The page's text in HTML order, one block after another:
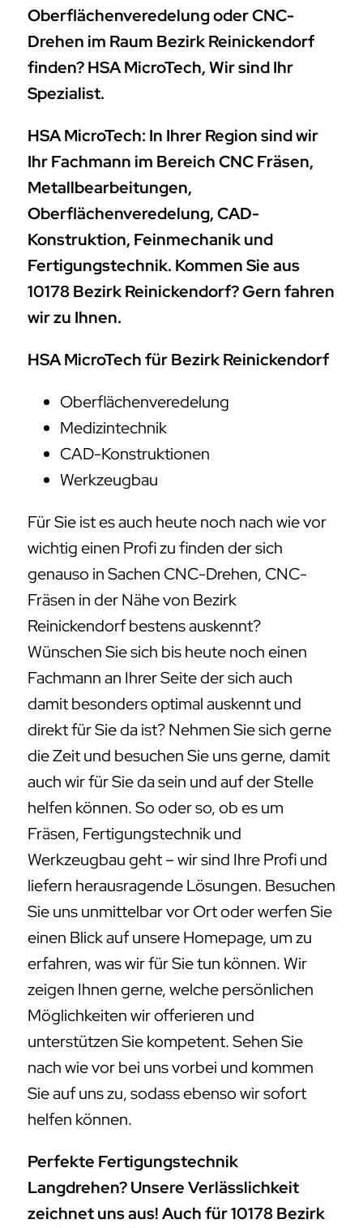
Oberflächenveredelung oder CNC-
Drehen im Raum Bezirk Reinickendorf
finden? HSA MicroTech, Wir sind Ihr
Spezialist.
HSA MicroTech: In Ihrer Region sind wir
Ihr Fachmann im Bereich CNC Fräsen,
Metallbearbeitungen,
Oberflächenveredelung, CAD-
Konstruktion, Feinmechanik und
Fertigungstechnik. Kommen Sie aus
10178 Bezirk Reinickendorf? Gern fahren
wir zu Ihnen.
HSA MicroTech für Bezirk Reinickendorf
Oberflächenveredelung
Medizintechnik
CAD-Konstruktionen
Werkzeugbau
Für Sie ist es auch heute noch nach wie vor
wichtig einen Profi zu finden der sich
genauso in Sachen CNC-Drehen, CNC-
Fräsen in der Nähe von Bezirk
Reinickendorf bestens auskennt?
Wünschen Sie sich bis heute noch einen
Fachmann an Ihrer Seite der sich auch
damit besonders optimal auskennt und
direkt für Sie da ist? Nehmen Sie sich gerne
die Zeit und besuchen Sie uns gerne, damit
auch wir für Sie da sein und auf der Stelle
helfen können. So oder so, ob es um
Fräsen, Fertigungstechnik und
Werkzeugbau geht – wir sind Ihre Profi und
liefern herausragende Lösungen. Besuchen
Sie uns unmittelbar vor Ort oder werfen Sie
einen Blick auf unsere Homepage, um zu
erfahren, was wir für Sie tun können. Wir
zeigen Ihnen gerne, welche persönlichen
Möglichkeiten wir offerieren und
unterstützen Sie kompetent. Sehen Sie
nach wie vor bei uns vorbei und kommen
Sie auf uns zu, sodass ebenso wir sofort
helfen können.
Perfekte Fertigungstechnik
Langdrehen? Unsere Verlässlichkeit
zeichnet uns aus! Auch für 10178 Bezirk